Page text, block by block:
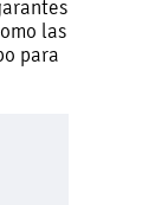
las
para